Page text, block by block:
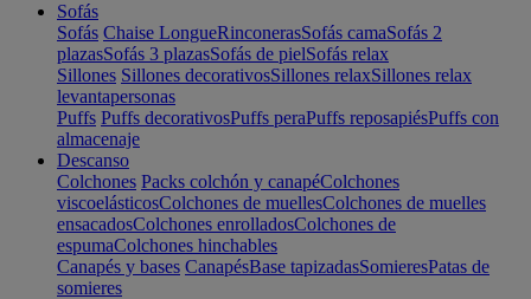
Sofás
Sofás Chaise LongueRinconerasSofás camaSofás 2
plazasSofás 3 plazasSofás de pielSofás relax
Sillones Sillones decorativosSillones relaxSillones relax
levantapersonas
Puffs Puffs decorativosPuffs peraPuffs reposapiésPuffs con
almacenaje
Descanso
Colchones Packs colchón y canapéColchones
viscoelásticosColchones de muellesColchones de muelles
ensacadosColchones enrolladosColchones de
espumaColchones hinchables
Canapés y bases CanapésBase tapizadasSomieresPatas de
somieres